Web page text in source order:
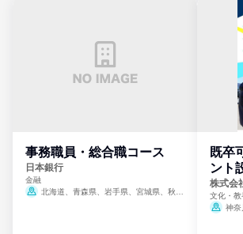
事務職員・総合職コース
日本銀行
金融
北海道、青森県、岩手県、宮城県、秋田
既卒
ント
門
株式会
文化・
ミ、電力
神奈